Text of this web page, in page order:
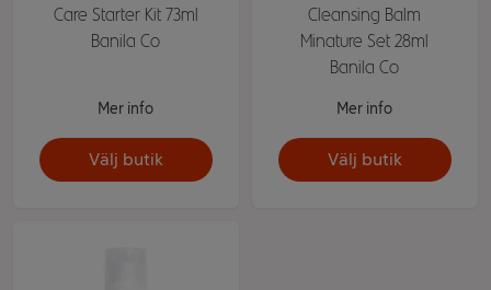
Care Starter Kit 73ml
Banila Co
Mer info
Välj butik
Cleansing Balm
Minature Set 28ml
Banila Co
Mer info
Välj butik